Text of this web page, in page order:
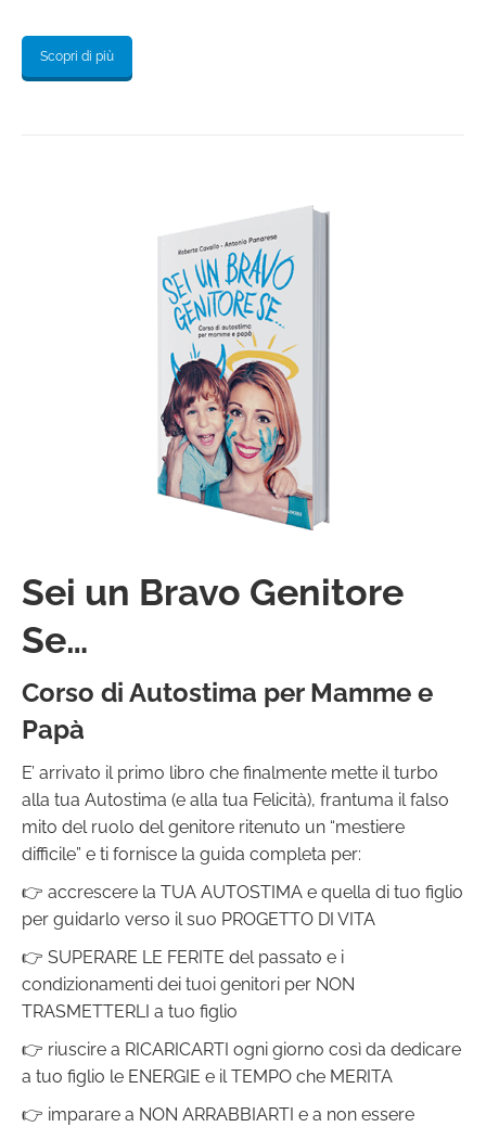
Scopri di più
Sei un Bravo Genitore
Se…
Corso di Autostima per Mamme e
Papà
E’ arrivato il primo libro che finalmente mette il turbo
alla tua Autostima (e alla tua Felicità), frantuma il falso
mito del ruolo del genitore ritenuto un “mestiere
difficile” e ti fornisce la guida completa per:
👉 accrescere la TUA AUTOSTIMA e quella di tuo figlio
per guidarlo verso il suo PROGETTO DI VITA
👉 SUPERARE LE FERITE del passato e i
condizionamenti dei tuoi genitori per NON
TRASMETTERLI a tuo figlio
👉 riuscire a RICARICARTI ogni giorno così da dedicare
a tuo figlio le ENERGIE e il TEMPO che MERITA
👉 imparare a NON ARRABBIARTI e a non essere